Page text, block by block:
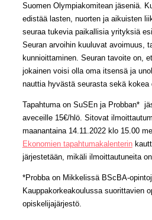
Suomen Olympiakomitean jäseniä.
edistää lasten, nuorten ja aikuisten
seuraa tukevia paikallisia yrityksiä
Seuran arvoihin kuuluvat avoimuus,
kunnioittaminen. Seuran tavoite on,
jokainen voisi olla oma itsensä ja
nauttia hyvästä seurasta sekä kokea
Tapahtuma on SuSEn ja Probban*
aveceille 15€/hlö. Sitovat
maanantaina 14.11.2022 klo 15.00
Ekonomien tapahtumakalenterin
järjestetään, mikäli ilmoittautuneita
*Probba on Mikkelissä BScBA-
Kauppakorkeakoulussa suorittavien
opiskelijajärjestö.